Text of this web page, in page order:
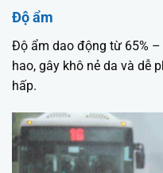
Độ ẩm
Độ ẩm dao động từ 65% –
hao, gây khô nẻ da và dễ
hấp.